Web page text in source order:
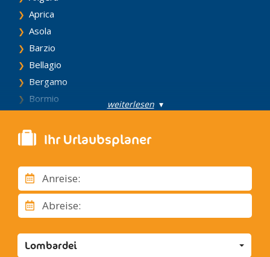
Aprica
Asola
Barzio
Bellagio
Bergamo
Bormio
Brescia
Brunate
Busto Arsizio
Campione D'Italia
Capo di Ponte
Caravaggio
Castelseprio
Castiglione Olona
weiterlesen▾
Ihr Urlaubsplaner
Anreise:
Abreise:
Lombardei